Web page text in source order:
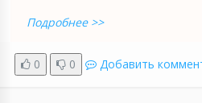
Подробнее >>
0 0 Добавить